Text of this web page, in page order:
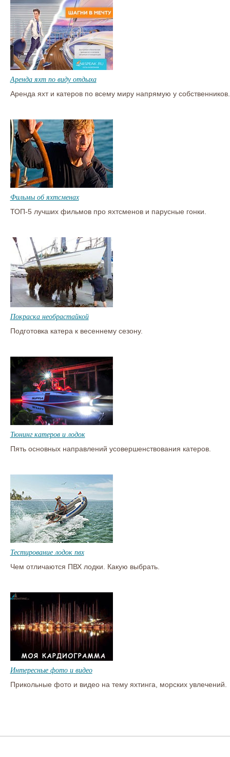
Аренда яхт по виду отдыха
Аренда яхт и катеров по всему миру напрямую у собственников.
Фильмы об яхтсменах
ТОП-5 лучших фильмов про яхтсменов и парусные гонки.
Покраска необрастайкой
Подготовка катера к весеннему сезону.
Тюнинг катеров и лодок
Пять основных направлений усовершенствования катеров.
Тестирование лодок пвх
Чем отличаются ПВХ лодки. Какую выбрать.
Интересные фото и видео
Прикольные фото и видео на тему яхтинга, морских увлечений.